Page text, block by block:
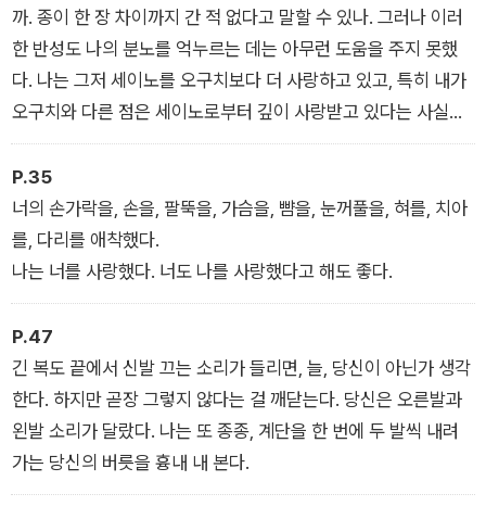
원하길 바라지 않는다.
까. 종이 한 장 차이까지 간 적 없다고 말할 수 있나. 그러나 이러
한 반성도 나의 분노를 억누르는 데는 아무런 도움을 주지 못했
다. 나는 그저 세이노를 오구치보다 더 사랑하고 있고, 특히 내가
오구치와 다른 점은 세이노로부터 깊이 사랑받고 있다는 사실이
다. 세이노는 나에게 모든 걸 허락하니까, 내게 온통 매달리니까,
이 변명을 유일한 내 편으로 삼았다.
P.35
너의 손가락을, 손을, 팔뚝을, 가슴을, 뺨을, 눈꺼풀을, 혀를, 치아
를, 다리를 애착했다.
나는 너를 사랑했다. 너도 나를 사랑했다고 해도 좋다.
P.47
긴 복도 끝에서 신발 끄는 소리가 들리면, 늘, 당신이 아닌가 생각
한다. 하지만 곧장 그렇지 않다는 걸 깨닫는다. 당신은 오른발과
왼발 소리가 달랐다. 나는 또 종종, 계단을 한 번에 두 발씩 내려
가는 당신의 버릇을 흉내 내 본다.